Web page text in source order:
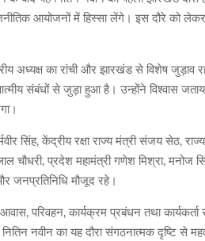
आयोजनों में हिस्सा लेंगे। इस दौरे को
अध्यक्ष का रांची और झारखंड से विशेष जुड़ाव
संबंधों से जुड़ा हुआ है। उन्होंने विश्वास
सिंह, केंद्रीय रक्षा राज्य मंत्री संजय सेठ,
चौधरी, प्रदेश महामंत्री गणेश मिश्रा, मनोज
जनप्रतिनिधि मौजूद रहे।
परिवहन, कार्यक्रम प्रबंधन तथा
नवीन का यह दौरा संगठनात्मक दृष्टि से